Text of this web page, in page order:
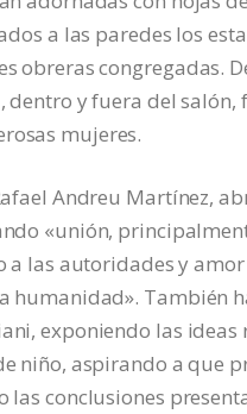
a las paredes los
obreras congregadas.
dentro y fuera del salón,
mujeres.
Andreu Martínez,
«unión,
a las autoridades y
humanidad». También
exponiendo las ideas
niño, aspirando a que
las conclusiones